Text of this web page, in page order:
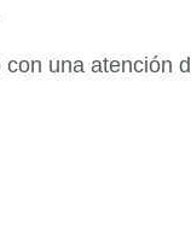
una atención